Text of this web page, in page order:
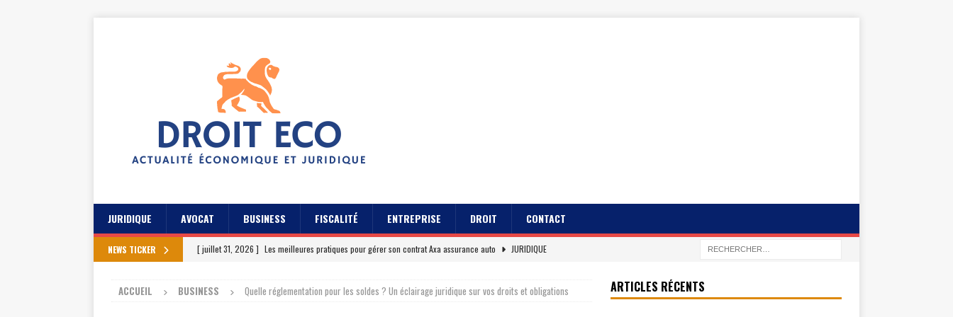
JURIDIQUE AVOCAT BUSINESS FISCALITÉ ENTREPRISE DROIT CONTACT
NEWS TICKER [ juillet 31, 2026 ] Les meilleures pratiques pour gérer son contrat Axa assurance auto
JURIDIQUE
[ juillet 23, 2026 ] Les témoignages clients sur Axa assurance auto en 2026
EREPUTATION
ACCUEIL BUSINESS Quelle réglementation pour les soldes ? Un éclairage juridique sur vos droits et obligations ARTICLES RÉCENTS